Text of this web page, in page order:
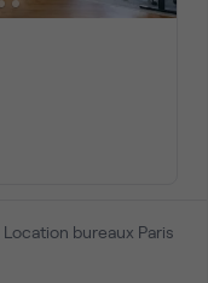
Location bureaux Paris